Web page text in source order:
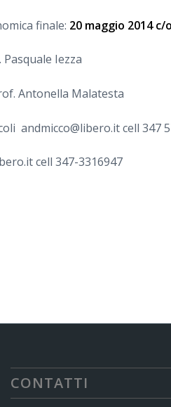
finale: 20 maggio 2014
Iezza
Antonella Malatesta
andmicco@libero.it cell 347
cell 347-3316947
CONTATTI